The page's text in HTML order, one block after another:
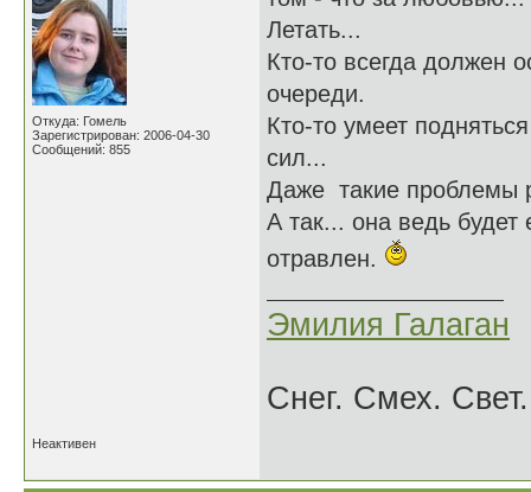
Откуда: Гомель
Зарегистрирован: 2006-04-30
Сообщений: 855
Летать...
Кто-то всегда должен
очереди.
Кто-то умеет
сил...
Даже такие проблемы
А так... она ведь
отравлен.
Эмилия Галаган
Снег. Смех. Свет.
Неактивен